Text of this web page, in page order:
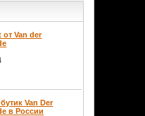
от Van der
Van Der
в России